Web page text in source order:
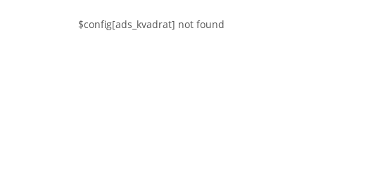
$config[ads_kvadrat] not found